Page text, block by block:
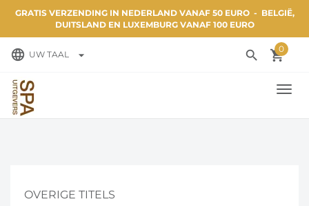
GRATIS VERZENDING IN NEDERLAND VANAF 50 EURO - BELGIË,
DUITSLAND EN LUXEMBURG VANAF 100 EURO
language UW TAAL arrow_drop_down local_grocery_store
0
search
OVERIGE TITELS